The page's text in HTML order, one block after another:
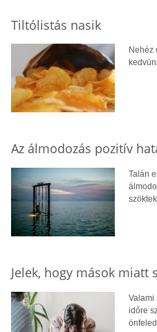
Tiltólistás nasik
Nehéz
Az álmodozás pozitív
Talán
Jelek, hogy mások miatt
Valami
időre